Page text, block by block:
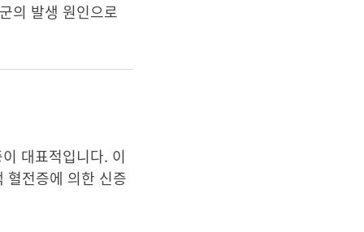
의 발생 원인으로
대표적입니다. 이
혈전증에 의한 신증